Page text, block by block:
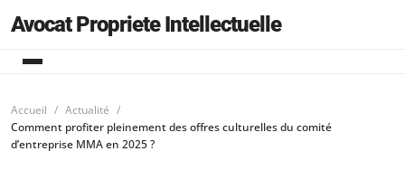
Avocat Propriete Intellectuelle
Accueil
Actualité
Comment profiter pleinement des offres culturelles du comité
d’entreprise MMA en 2025 ?